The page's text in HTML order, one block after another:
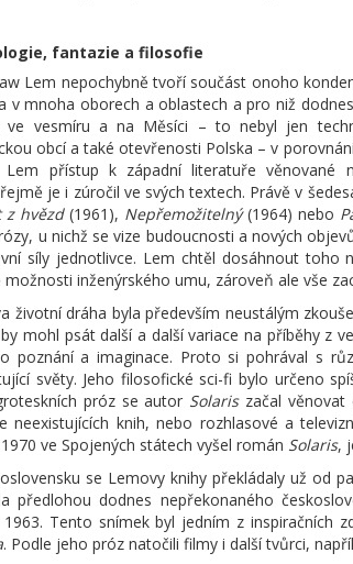
fantazie a filosofie
Lem nepochybně tvoří součást onoho
v mnoha oborech a oblastech a pro niž
ve vesmíru a na Měsíci – to nebyl jen
obcí a také otevřenosti Polska – v
přístup k západní literatuře věnované
je i zúročil ve svých textech. Právě v
z hvězd (1961), Nepřemožitelný(1964) nebo
u nichž se vize budoucnosti a nových
síly jednotlivce. Lem chtěl dosáhnout toho
možnosti inženýrského umu, zároveň ale vše
životní dráha byla především neustálým
mohl psát další a další variace na příběhy z
poznání a imaginace. Proto si pohrával s
světy. Jeho filosofické sci-fi bylo určeno
próz se autor Solariszačal věnovat
neexistujících knih, nebo rozhlasové a
ve Spojených státech vyšel román Solaris,
se Lemovy knihy překládaly už od
předlohou dodnes nepřekonaného
Tento snímek byl jedním z inspiračních
. Podle jeho próz natočili filmy i další tvůrci,